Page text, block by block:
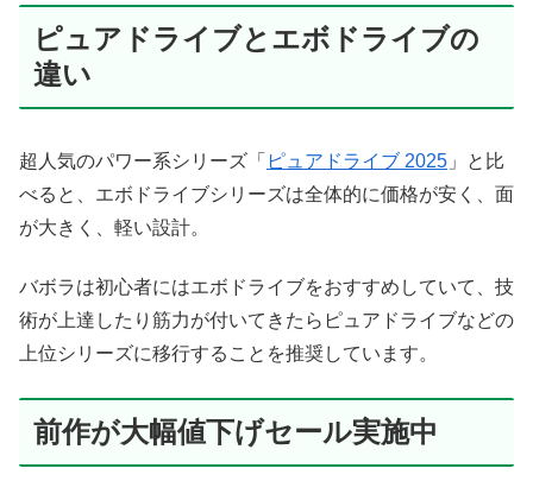
ピュアドライブとエボドライブの
違い
超人気のパワー系シリーズ「 ピュアドライブ 2025 」と比
べると、エボドライブシリーズは全体的に価格が安く、面
が大きく、軽い設計。
バボラは初心者にはエボドライブをおすすめしていて、技
術が上達したり筋力が付いてきたらピュアドライブなどの
上位シリーズに移行することを推奨しています。
前作が大幅値下げセール実施中